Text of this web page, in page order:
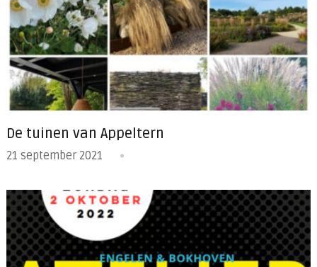
De tuinen van Appeltern
21 september 2021